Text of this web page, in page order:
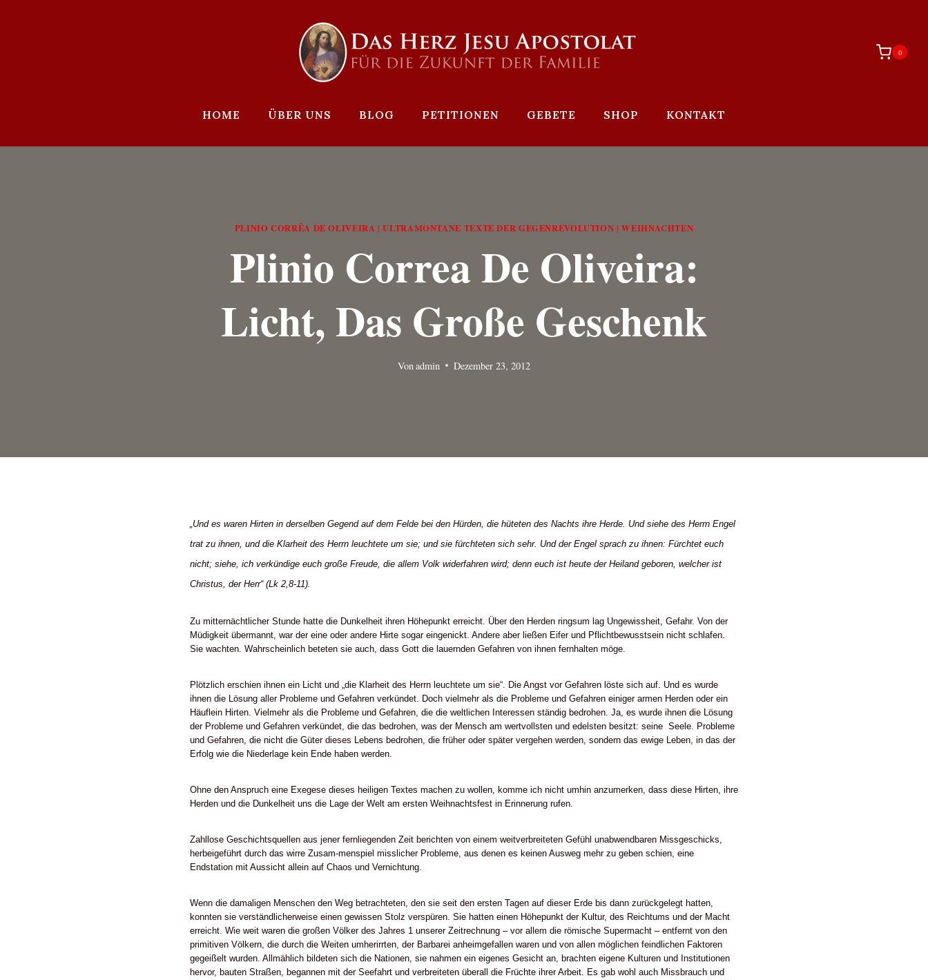
0
HOME ÜBER UNS BLOG PETITIONEN GEBETE SHOP KONTAKT
PLINIO CORRÊA DE OLIVEIRA |ULTRAMONTANE TEXTE DER GEGENREVOLUTION |WEIHNACHTEN
Plinio Correa De Oliveira:
Licht, Das Große Geschenk
Von admin Dezember 23, 2012
„Und es waren Hirten in derselben Gegend auf dem Felde bei den Hürden, die hüteten des Nachts ihre Herde. Und siehe des Herrn Engel
trat zu ihnen, und die Klarheit des Herrn leuchtete um sie; und sie fürchteten sich sehr. Und der Engel sprach zu ihnen: Fürchtet euch
nicht; siehe, ich verkündige euch große Freude, die allem Volk widerfahren wird; denn euch ist heute der Heiland geboren, welcher ist
Christus, der Herr“ (Lk 2,8-11).
Zu mitternächtlicher Stunde hatte die Dunkelheit ihren Höhepunkt erreicht. Über den Herden ringsum lag Ungewissheit, Gefahr. Von der
Müdigkeit übermannt, war der eine oder andere Hirte sogar eingenickt. Andere aber ließen Eifer und Pflichtbewusstsein nicht schlafen.
Sie wachten. Wahrscheinlich beteten sie auch, dass Gott die lauernden Gefahren von ihnen fernhalten möge.
Plötzlich erschien ihnen ein Licht und „die Klarheit des Herrn leuchtete um sie“. Die Angst vor Gefahren löste sich auf. Und es wurde
ihnen die Lösung aller Probleme und Gefahren verkündet. Doch vielmehr als die Probleme und Gefahren einiger armen Herden oder ein
Häuflein Hirten. Vielmehr als die Probleme und Gefahren, die die weltlichen Interessen ständig bedrohen. Ja, es wurde ihnen die Lösung
der Probleme und Gefahren verkündet, die das bedrohen, was der Mensch am wertvollsten und edelsten besitzt: seine Seele. Probleme
und Gefahren, die nicht die Güter dieses Lebens bedrohen, die früher oder später vergehen werden, sondern das ewige Leben, in das der
Erfolg wie die Niederlage kein Ende haben werden.
Ohne den Anspruch eine Exegese dieses heiligen Textes machen zu wollen, komme ich nicht umhin anzumerken, dass diese Hirten, ihre
Herden und die Dunkelheit uns die Lage der Welt am ersten Weihnachtsfest in Erinnerung rufen.
Zahllose Geschichtsquellen aus jener fernliegenden Zeit berichten von einem weitverbreiteten Gefühl unabwendbaren Missgeschicks,
herbeigeführt durch das wirre Zusam-menspiel misslicher Probleme, aus denen es keinen Ausweg mehr zu geben schien, eine
Endstation mit Aussicht allein auf Chaos und Vernichtung.
Wenn die damaligen Menschen den Weg betrachteten, den sie seit den ersten Tagen auf dieser Erde bis dann zurückgelegt hatten,
konnten sie verständlicherweise einen gewissen Stolz verspüren. Sie hatten einen Höhepunkt der Kultur, des Reichtums und der Macht
erreicht. Wie weit waren die großen Völker des Jahres 1 unserer Zeitrechnung – vor allem die römische Supermacht – entfernt von den
primitiven Völkern, die durch die Weiten umherirrten, der Barbarei anheimgefallen waren und von allen möglichen feindlichen Faktoren
gegeißelt wurden. Allmählich bildeten sich die Nationen, sie nahmen ein eigenes Gesicht an, brachten eigene Kulturen und Institutionen
hervor, bauten Straßen, begannen mit der Seefahrt und verbreiteten überall die Früchte ihrer Arbeit. Es gab wohl auch Missbrauch und